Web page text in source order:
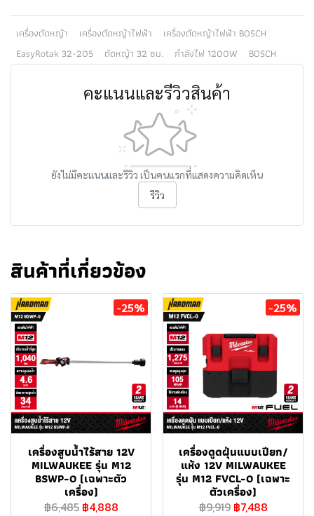
เครื่องตัดหญ้า เครื่องตัดหญ้าไฟฟ้า
เครื่องตัดหญ้าไฟฟ้า BOSCH
EasyRotak 32-205
ตัดหญ้า 32 ซม. กำลังไฟ 1200W BOSCH
คะแนนและรีวิวสินค้า
ยังไม่มีคะแนนและรีวิว เป็นคนแรกที่แสดงความคิดเห็น
รีวิว
สินค้าที่เกี่ยวข้อง
-25%
เครื่องสูบน้ำไร้สาย 12V
MILWAUKEE รุ่น M12
BSWP-0 (เฉพาะตัว
เครื่อง)
฿6,485 ฿4,888
-25%
เครื่องดูดฝุ่นแบบเปียก/
แห้ง 12V MILWAUKEE
รุ่น M12 FVCL-0 (เฉพาะ
ตัวเครื่อง)
฿9,919 ฿7,488